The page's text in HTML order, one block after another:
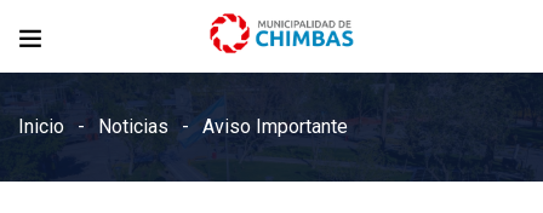
Inicio Noticias Aviso Importante